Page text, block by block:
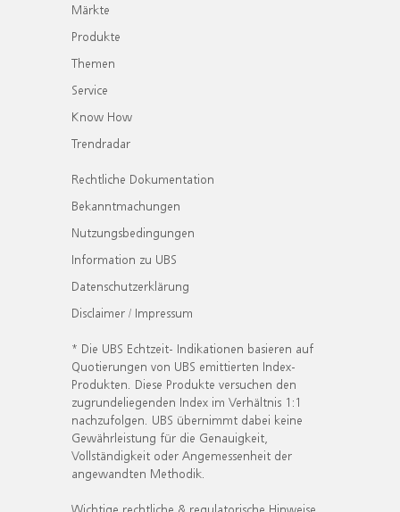
Märkte
Produkte
Themen
Service
Know How
Trendradar
Rechtliche Dokumentation
Bekanntmachungen
Nutzungsbedingungen
Information zu UBS
Datenschutzerklärung
Disclaimer / Impressum
* Die UBS Echtzeit- Indikationen basieren auf
Quotierungen von UBS emittierten Index-
Produkten. Diese Produkte versuchen den
zugrundeliegenden Index im Verhältnis 1:1
nachzufolgen. UBS übernimmt dabei keine
Gewährleistung für die Genauigkeit,
Vollständigkeit oder Angemessenheit der
angewandten Methodik.